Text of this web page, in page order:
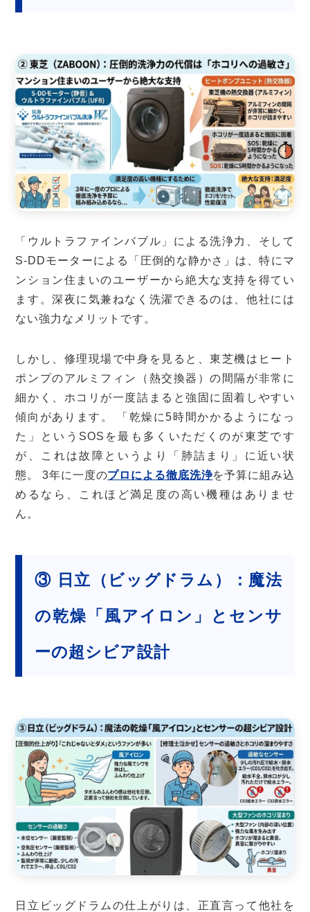
「ウルトラファインバブル」による洗浄力、そして
S-DDモーターによる「圧倒的な静かさ」は、特にマ
ンション住まいのユーザーから絶大な支持を得てい
ます。深夜に気兼ねなく洗濯できるのは、他社には
ない強力なメリットです。
しかし、修理現場で中身を見ると、東芝機はヒート
ポンプのアルミフィン（熱交換器）の間隔が非常に
細かく、ホコリが一度詰まると強固に固着しやすい
傾向があります。 「乾燥に5時間かかるようになっ
た」というSOSを最も多くいただくのが東芝です
が、これは故障というより「肺詰まり」に近い状
態。 3年に一度のプロによる徹底洗浄を予算に組み込
めるなら、これほど満足度の高い機種はありませ
ん。
③ 日立（ビッグドラム）：魔法
の乾燥「風アイロン」とセンサ
ーの超シビア設計
日立ビッグドラムの仕上がりは、正直言って他社を